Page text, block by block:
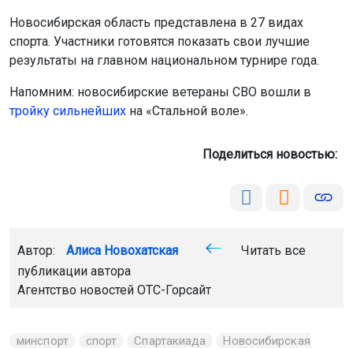
Новосибирская область представлена в 27 видах
спорта. Участники готовятся показать свои лучшие
результаты на главном национальном турнире года.
Напомним: новосибирские ветераны СВО вошли в
тройку сильнейших на «Стальной воле».
Поделиться новостью:
Автор: Алиса Новохатская
Читать все
публикации автора
Агентство новостей ОТС-Горсайт
минспорт спорт Спартакиада Новосибирская